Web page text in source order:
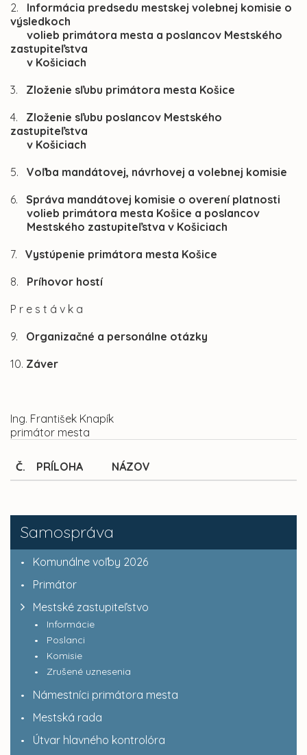
Samospráva
Komunálne voľby 2026
Primátor
Mestské zastupiteľstvo
Informácie
Poslanci
Komisie
Zrušené uznesenia
Námestníci primátora mesta
Mestská rada
Útvar hlavného kontrolóra
2. Informácia predsedu mestskej volebnej komisie o
výsledkoch
volieb primátora mesta a poslancov Mestského
zastupiteľstva
v Košiciach
3. Zloženie sľubu primátora mesta Košice
4. Zloženie sľubu poslancov Mestského
zastupiteľstva
v Košiciach
5. Voľba mandátovej, návrhovej a volebnej komisie
6. Správa mandátovej komisie o overení platnosti
volieb primátora mesta Košice a poslancov
Mestského zastupiteľstva v Košiciach
7. Vystúpenie primátora mesta Košice
8. Príhovor hostí
P r e s t á v k a
9. Organizačné a personálne otázky
10. Záver
Ing. František Knapík
primátor mesta
Č. PRÍLOHA NÁZOV